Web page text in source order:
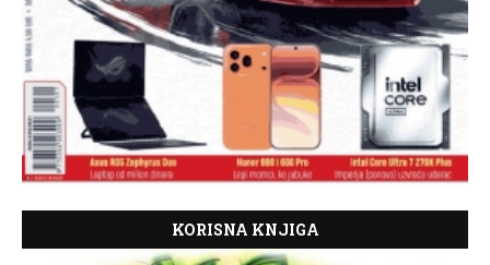
KORISNA KNJIGA